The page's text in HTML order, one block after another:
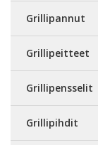
Grillipannut
Grillipeitteet
Grillipensselit
Grillipihdit